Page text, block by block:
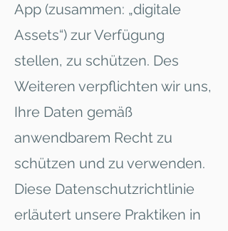
App (zusammen: „digitale
Assets“) zur Verfügung
stellen, zu schützen. Des
Weiteren verpflichten wir uns,
Ihre Daten gemäß
anwendbarem Recht zu
schützen und zu verwenden.
Diese Datenschutzrichtlinie
erläutert unsere Praktiken in